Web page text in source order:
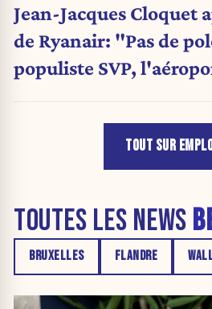
Jean-Jacques Cloquet
de Ryanair: "Pas de polémique
populiste SVP,
TOUT SUR
TOUTES LES NEWS
BRUXELLES FLANDRE